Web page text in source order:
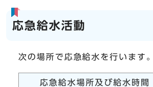
応急給水活動
次の場所で応急給水を行います。
応急給水場所及び給水時間